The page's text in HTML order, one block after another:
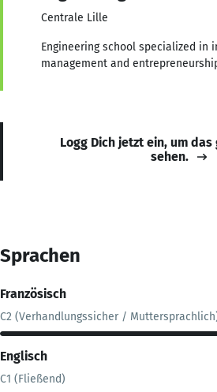
Centrale Lille
Engineering school specialized in
management and
Logg Dich jetzt ein, um
sehen.
Sprachen
Französisch
C2 (Verhandlungssicher /
Englisch
C1 (Fließend)